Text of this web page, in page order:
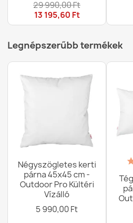
29 990,00 Ft
13 195,60 Ft
Legnépszerűbb termékek
Négyszögletes kerti
párna 45x45 cm -
Outdoor Pro Kültéri
Vízálló
5 990,00 Ft